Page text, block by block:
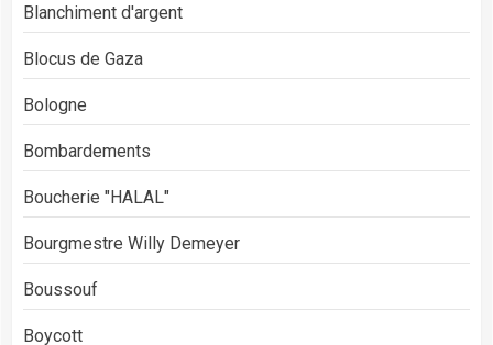
Blanchiment d'argent
Blocus de Gaza
Bologne
Bombardements
Boucherie "HALAL"
Bourgmestre Willy Demeyer
Boussouf
Boycott